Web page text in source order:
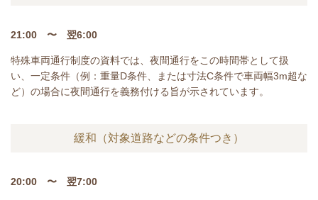
21:00 〜 翌6:00
特殊車両通行制度の資料では、夜間通行をこの時間帯として扱
い、一定条件（例：重量D条件、または寸法C条件で車両幅3m超な
ど）の場合に夜間通行を義務付ける旨が示されています。
緩和（対象道路などの条件つき）
20:00 〜 翌7:00